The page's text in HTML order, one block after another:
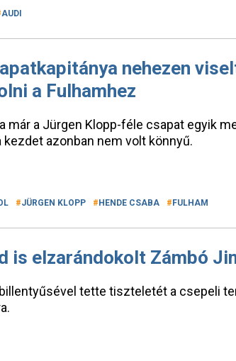
AUDI
nehezen
a Fulhamhez
már a Jürgen Klopp-féle csapat egyik
kezdet azonban nem volt könnyű.
JÜRGEN KLOPP HENDE CSABA FULHAM
is elzarándokolt Zámbó
tette tiszteletét a csepeli